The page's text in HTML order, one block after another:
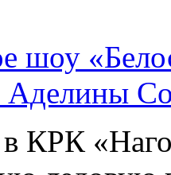
шоу
в КРК